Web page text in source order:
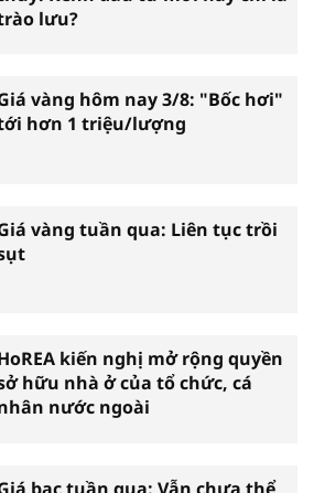
lưu?
vàng hôm nay 3/8: "Bốc hơi"
hơn 1 triệu/lượng
vàng tuần qua: Liên tục trồi
kiến nghị mở rộng quyền
hữu nhà ở của tổ chức, cá
nước ngoài